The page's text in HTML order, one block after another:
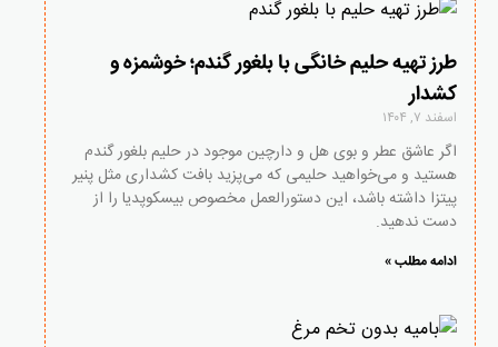
طرز تهیه حلیم خانگی با بلغور گندم؛ خوشمزه و
کشدار
اسفند ۷, ۱۴۰۴
اگر عاشق عطر و بوی هل و دارچین موجود در حلیم بلغور گندم
هستید و می‌خواهید حلیمی که می‌پزید بافت کشداری مثل پنیر
پیتزا داشته باشد، این دستورالعمل مخصوص بیسکوپدیا را از
دست ندهید.
ادامه مطلب »